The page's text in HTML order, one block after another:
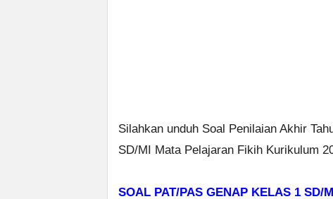
Silahkan unduh Soal Penilaian Akhir
SD/MI Mata Pelajaran Fikih Kurikulum
SOAL PAT/PAS GENAP KELAS 1 SD/